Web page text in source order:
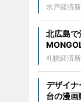
水戸経済
北広島
札幌経済
デザイナ
台の漫